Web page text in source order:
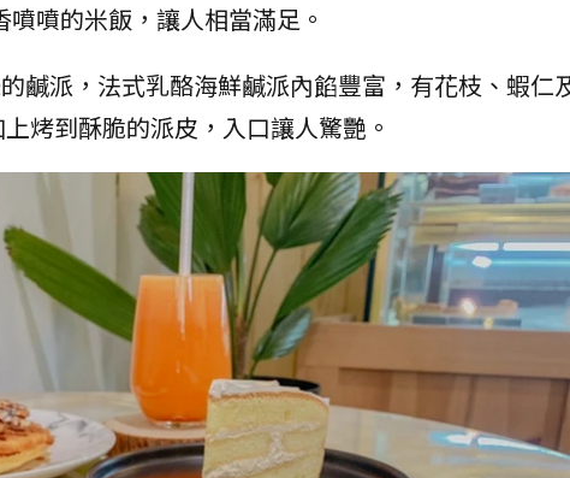
噴的米飯，讓人相當滿足。
鹹派，法式乳酪海鮮鹹派內餡豐富，有花枝、蝦仁
烤到酥脆的派皮，入口讓人驚艷。